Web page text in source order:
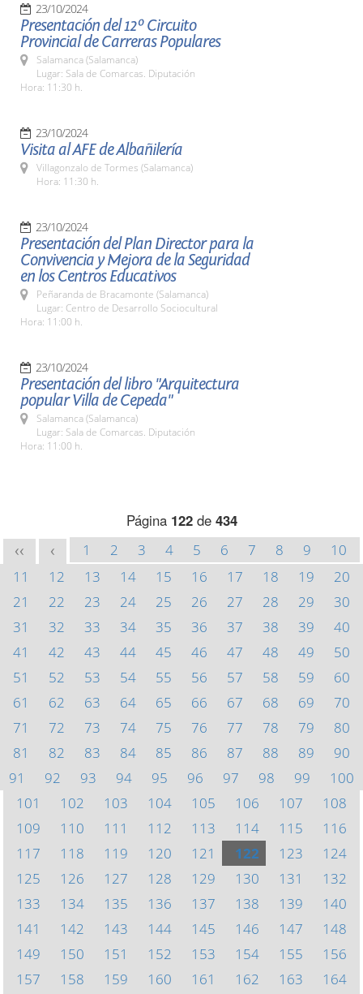
23/10/2024
Presentación del 12º Circuito
Provincial de Carreras Populares
Salamanca (Salamanca)
Lugar: Sala de Comarcas. Diputación
Hora: 11:30 h.
23/10/2024
Visita al AFE de Albañilería
Villagonzalo de Tormes (Salamanca)
Hora: 11:30 h.
23/10/2024
Presentación del Plan Director para la
Convivencia y Mejora de la Seguridad
en los Centros Educativos
Peñaranda de Bracamonte (Salamanca)
Lugar: Centro de Desarrollo Sociocultural
Hora: 11:00 h.
23/10/2024
Presentación del libro "Arquitectura
popular Villa de Cepeda"
Salamanca (Salamanca)
Lugar: Sala de Comarcas. Diputación
Hora: 11:00 h.
Página 122de 434
<< < 1 2 3 4 5 6 7 8 9
10
11
12 13 14 15 16 17 18 19
20
21
22 23 24 25 26 27 28 29
30
31
32 33 34 35 36 37 38 39
40
41
42 43 44 45 46 47 48 49
50
51
52 53 54 55 56 57 58 59
60
61
62 63 64 65 66 67 68 69
70
71
72 73 74 75 76 77 78 79
80
81
82 83 84 85 86 87 88 89
90
91
92 93 94 95 96 97 98 99
100
101
102 103 104 105 106 107
108
109
110 111 112 113 114 115
116
117
118 119 120 121 122 123
124
125
126 127 128 129 130 131
132
133
134 135 136 137 138 139
140
141
142 143 144 145 146 147
148
149
150 151 152 153 154 155
156
157
158 159 160 161 162 163
164